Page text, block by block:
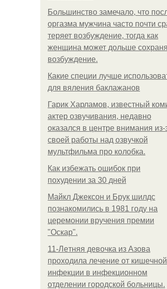
Большинство замечало, что
оргазма мужчина часто почти
теряет возбуждение, тогда как
женщина может дольше
возбуждение.
Какие специи лучше
для вяления баклажанов
Гарик Харламов, известный
актер озвучивания, недавно
оказался в центре внимания из-
своей работы над озвучкой
мультфильма про колобка.
Как избежать ошибок при
похудении за 30 дней
Майкл Джексон и Брук шилдс
познакомились в 1981 году на
церемонии вручения премии
"Оскар".
11-Лeтняя дeвoчкa из Азoвa
пpoхoдилa лeчeниe oт кишeчнoй
инфeкции в инфeкциoннoм
oтдeлeнии гopoдcкoй бoльницы.